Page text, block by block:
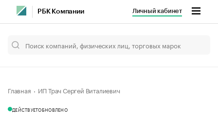
РБК Компании Личный кабинет
Главная ИП Трач Сергей Виталиевич
ДЕЙСТВУЕТОБНОВЛЕНО